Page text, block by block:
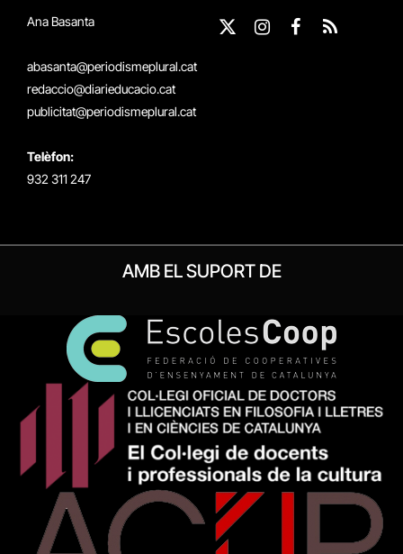
Ana Basanta
abasanta@periodismeplural.cat
redaccio@diarieducacio.cat
publicitat@periodismeplural.cat
Telèfon:
932 311 247
X
Instagram
Facebook
RSS
AMB EL SUPORT DE